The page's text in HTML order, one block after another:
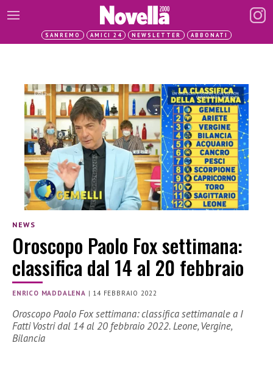
SANREMO AMICI 24 NEWSLETTER ABBONATI
NEWS
Oroscopo Paolo Fox settimana:
classifica dal 14 al 20 febbraio
ENRICO MADDALENA | 14 FEBBRAIO 2022
Oroscopo Paolo Fox settimana: classifica settimanale a I
Fatti Vostri dal 14 al 20 febbraio 2022. Leone, Vergine,
Bilancia